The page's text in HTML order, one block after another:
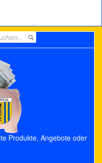
Produkte, Angebote oder